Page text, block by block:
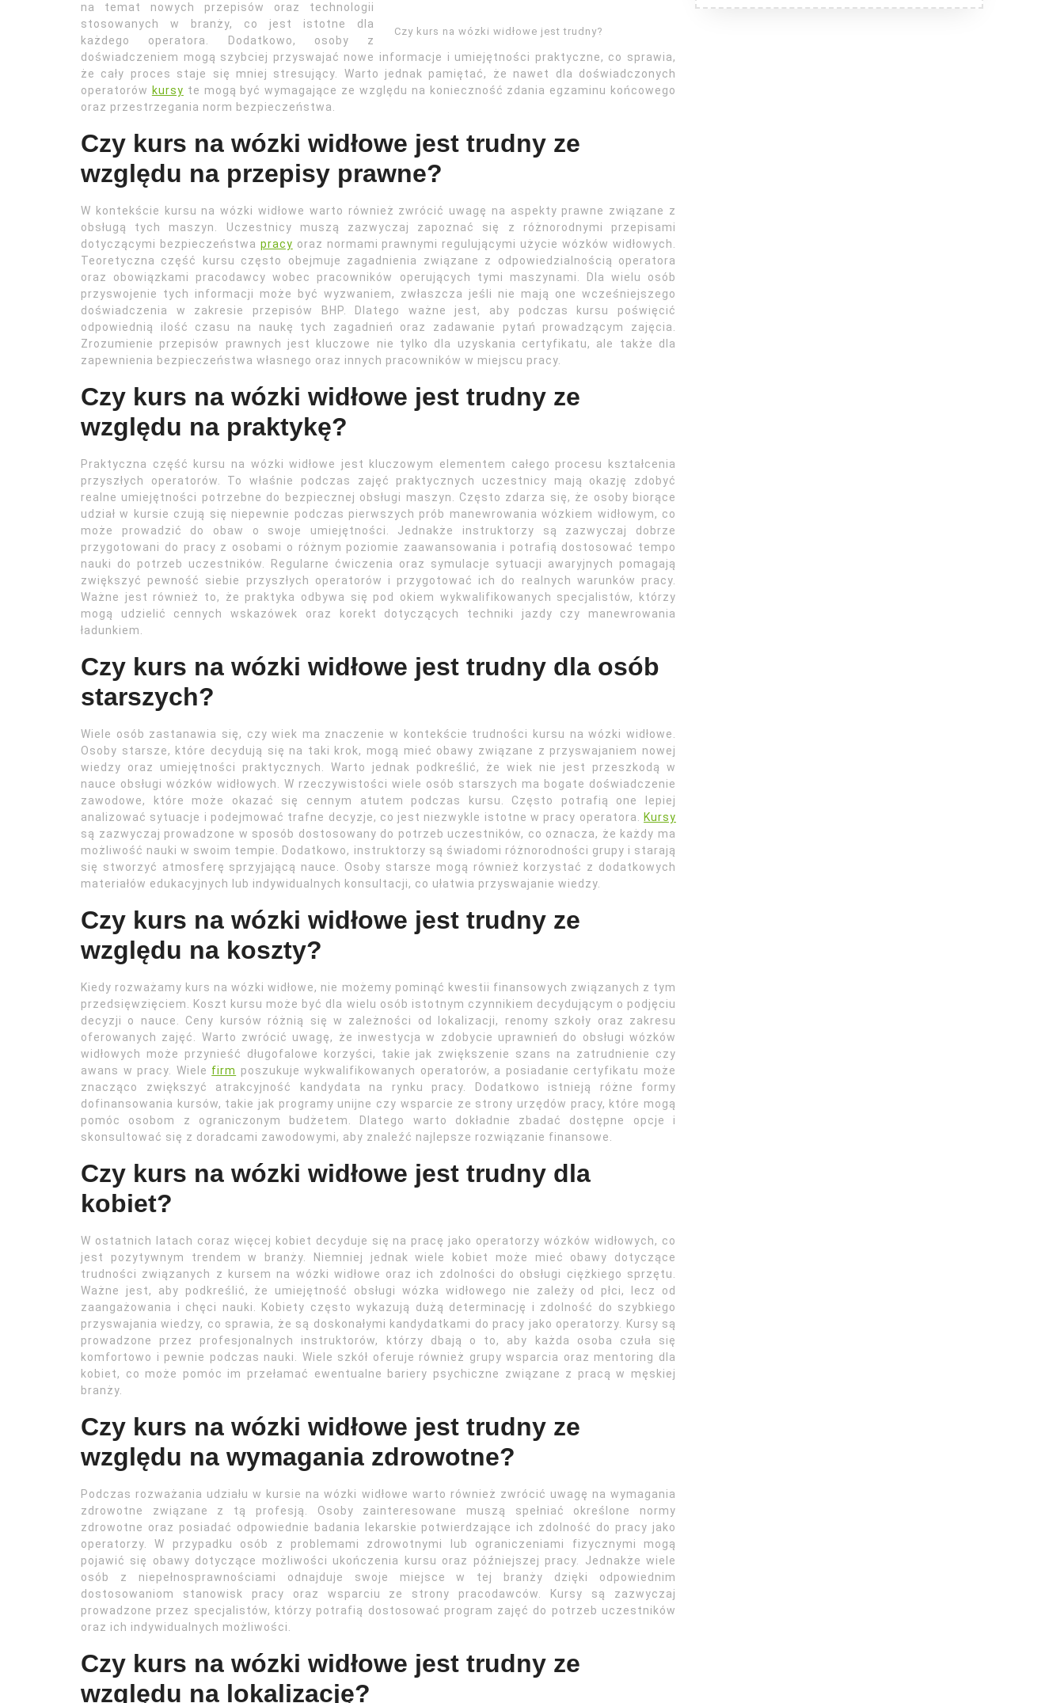
Czy kurs na wózki widłowe jest trudny?
na temat nowych przepisów oraz technologii
stosowanych w branży, co jest istotne dla
każdego operatora. Dodatkowo, osoby z
doświadczeniem mogą szybciej przyswajać nowe informacje i umiejętności praktyczne, co sprawia,
że cały proces staje się mniej stresujący. Warto jednak pamiętać, że nawet dla doświadczonych
operatorów kursy te mogą być wymagające ze względu na konieczność zdania egzaminu końcowego
oraz przestrzegania norm bezpieczeństwa.
Czy kurs na wózki widłowe jest trudny ze
względu na przepisy prawne?
W kontekście kursu na wózki widłowe warto również zwrócić uwagę na aspekty prawne związane z
obsługą tych maszyn. Uczestnicy muszą zazwyczaj zapoznać się z różnorodnymi przepisami
dotyczącymi bezpieczeństwa pracy oraz normami prawnymi regulującymi użycie wózków widłowych.
Teoretyczna część kursu często obejmuje zagadnienia związane z odpowiedzialnością operatora
oraz obowiązkami pracodawcy wobec pracowników operujących tymi maszynami. Dla wielu osób
przyswojenie tych informacji może być wyzwaniem, zwłaszcza jeśli nie mają one wcześniejszego
doświadczenia w zakresie przepisów BHP. Dlatego ważne jest, aby podczas kursu poświęcić
odpowiednią ilość czasu na naukę tych zagadnień oraz zadawanie pytań prowadzącym zajęcia.
Zrozumienie przepisów prawnych jest kluczowe nie tylko dla uzyskania certyfikatu, ale także dla
zapewnienia bezpieczeństwa własnego oraz innych pracowników w miejscu pracy.
Czy kurs na wózki widłowe jest trudny ze
względu na praktykę?
Praktyczna część kursu na wózki widłowe jest kluczowym elementem całego procesu kształcenia
przyszłych operatorów. To właśnie podczas zajęć praktycznych uczestnicy mają okazję zdobyć
realne umiejętności potrzebne do bezpiecznej obsługi maszyn. Często zdarza się, że osoby biorące
udział w kursie czują się niepewnie podczas pierwszych prób manewrowania wózkiem widłowym, co
może prowadzić do obaw o swoje umiejętności. Jednakże instruktorzy są zazwyczaj dobrze
przygotowani do pracy z osobami o różnym poziomie zaawansowania i potrafią dostosować tempo
nauki do potrzeb uczestników. Regularne ćwiczenia oraz symulacje sytuacji awaryjnych pomagają
zwiększyć pewność siebie przyszłych operatorów i przygotować ich do realnych warunków pracy.
Ważne jest również to, że praktyka odbywa się pod okiem wykwalifikowanych specjalistów, którzy
mogą udzielić cennych wskazówek oraz korekt dotyczących techniki jazdy czy manewrowania
ładunkiem.
Czy kurs na wózki widłowe jest trudny dla osób
starszych?
Wiele osób zastanawia się, czy wiek ma znaczenie w kontekście trudności kursu na wózki widłowe.
Osoby starsze, które decydują się na taki krok, mogą mieć obawy związane z przyswajaniem nowej
wiedzy oraz umiejętności praktycznych. Warto jednak podkreślić, że wiek nie jest przeszkodą w
nauce obsługi wózków widłowych. W rzeczywistości wiele osób starszych ma bogate doświadczenie
zawodowe, które może okazać się cennym atutem podczas kursu. Często potrafią one lepiej
analizować sytuacje i podejmować trafne decyzje, co jest niezwykle istotne w pracy operatora.
Kursy
są zazwyczaj prowadzone w sposób dostosowany do potrzeb uczestników, co oznacza, że każdy ma
możliwość nauki w swoim tempie. Dodatkowo, instruktorzy są świadomi różnorodności grupy i starają
się stworzyć atmosferę sprzyjającą nauce. Osoby starsze mogą również korzystać z dodatkowych
materiałów edukacyjnych lub indywidualnych konsultacji, co ułatwia przyswajanie wiedzy.
Czy kurs na wózki widłowe jest trudny ze
względu na koszty?
Kiedy rozważamy kurs na wózki widłowe, nie możemy pominąć kwestii finansowych związanych z tym
przedsięwzięciem. Koszt kursu może być dla wielu osób istotnym czynnikiem decydującym o podjęciu
decyzji o nauce. Ceny kursów różnią się w zależności od lokalizacji, renomy szkoły oraz zakresu
oferowanych zajęć. Warto zwrócić uwagę, że inwestycja w zdobycie uprawnień do obsługi wózków
widłowych może przynieść długofalowe korzyści, takie jak zwiększenie szans na zatrudnienie czy
awans w pracy. Wiele firm poszukuje wykwalifikowanych operatorów, a posiadanie certyfikatu może
znacząco zwiększyć atrakcyjność kandydata na rynku pracy. Dodatkowo istnieją różne formy
dofinansowania kursów, takie jak programy unijne czy wsparcie ze strony urzędów pracy, które mogą
pomóc osobom z ograniczonym budżetem. Dlatego warto dokładnie zbadać dostępne opcje i
skonsultować się z doradcami zawodowymi, aby znaleźć najlepsze rozwiązanie finansowe.
Czy kurs na wózki widłowe jest trudny dla
kobiet?
W ostatnich latach coraz więcej kobiet decyduje się na pracę jako operatorzy wózków widłowych, co
jest pozytywnym trendem w branży. Niemniej jednak wiele kobiet może mieć obawy dotyczące
trudności związanych z kursem na wózki widłowe oraz ich zdolności do obsługi ciężkiego sprzętu.
Ważne jest, aby podkreślić, że umiejętność obsługi wózka widłowego nie zależy od płci, lecz od
zaangażowania i chęci nauki. Kobiety często wykazują dużą determinację i zdolność do szybkiego
przyswajania wiedzy, co sprawia, że są doskonałymi kandydatkami do pracy jako operatorzy. Kursy są
prowadzone przez profesjonalnych instruktorów, którzy dbają o to, aby każda osoba czuła się
komfortowo i pewnie podczas nauki. Wiele szkół oferuje również grupy wsparcia oraz mentoring dla
kobiet, co może pomóc im przełamać ewentualne bariery psychiczne związane z pracą w męskiej
branży.
Czy kurs na wózki widłowe jest trudny ze
względu na wymagania zdrowotne?
Podczas rozważania udziału w kursie na wózki widłowe warto również zwrócić uwagę na wymagania
zdrowotne związane z tą profesją. Osoby zainteresowane muszą spełniać określone normy
zdrowotne oraz posiadać odpowiednie badania lekarskie potwierdzające ich zdolność do pracy jako
operatorzy. W przypadku osób z problemami zdrowotnymi lub ograniczeniami fizycznymi mogą
pojawić się obawy dotyczące możliwości ukończenia kursu oraz późniejszej pracy. Jednakże wiele
osób z niepełnosprawnościami odnajduje swoje miejsce w tej branży dzięki odpowiednim
dostosowaniom stanowisk pracy oraz wsparciu ze strony pracodawców. Kursy są zazwyczaj
prowadzone przez specjalistów, którzy potrafią dostosować program zajęć do potrzeb uczestników
oraz ich indywidualnych możliwości.
Czy kurs na wózki widłowe jest trudny ze
względu na lokalizację?